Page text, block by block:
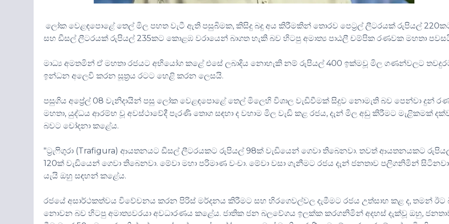
ලෝක වෙළඳපොළේ තෙල් මිල පහත වැටී ඇති පසුබිමක, කිසිදු බදු අය කිරීමකින් තොරව පෙට්‍රල් ලීටරයක් රුපියල්
සහ ඩීසල් ලීටරයක් රුපියල් 235කට කොළඹ වරායෙන් බාගත හැකි බව හිටපු අමාත්‍ය පාඨලී චම්පික රණවක මහතා
මාධ්‍ය අමතමින් ඒ මහතා රජයට අභියෝග කළේ එසේ ලබාදිය නොහැකි නම් රුපියල් 400 ඉක්මවූ මිල ගණන්වලට
ඉන්ධන අලෙවි කරන සූත‍්‍රය රටට හෙළි කරන ලෙසයි.
පසුගිය අප්‍රේල් 08 වැනිදායින් පසු ලෝක වෙළඳපොළේ තෙල් මිලෙහි විශාල වැඩිවීමක් සිදුව නොමැති බව පෙන්වා දුන්
මහතා, යුද්ධය ආරම්භ වූ අවස්ථාවේදී පැරණි තොග සඳහා ද වහාම මිල වැඩි කළ රජය, දැන් මිල අඩු කිරීමට මැළිකමක්
බවට චෝදනා කළේය.
"ට්‍රැෆිගුරා (Trafigura) ආයතනයට ඩීසල් ලීටරයකට රුපියල් 98ක් වැඩියෙන් ගෙවා තිබෙනවා. තවත් ආයතනයකට
120ක් වැඩියෙන් ගෙවා තිබෙනවා. මේවා මහා පරිමාණ වංචා. මේවා වසා ගැනීමට රජය දැන් ජනතාව පලිගනිමින්
යැයි ඔහු සඳහන් කළේය.
රජයේ අසාර්ථකත්වය විවේචනය කරන පිරිස් මර්දනය කිරීමට සහ හිරගෙවල්වල දැමීමට රජය උත්සාහ කළ ද, තමන් ඊට
නොවන බව හිටපු අමාත්‍යවරයා අවධාරණය කළේය. ජාතික ජන බලවේගය ඉලක්ක කරගනිමින් අදහස් දැක්වූ ඔහු,